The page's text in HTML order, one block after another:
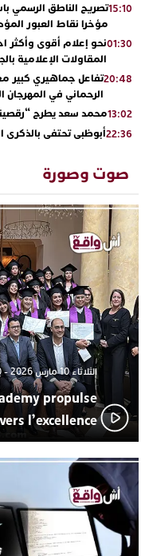
15:10تصريح الناطق الرسمي
مؤخرا نقاط العبور
01:30نحو إعلام أقوى وأكثر
المقاولات الإعلامية
20:48تفاعل جماهيري كبير
الرحماني في
13:02محمد سعد يطرح
22:36أبوظبي تحتفي بالذكرى
13:30دنيا بوطازوت تواصل
“كوفرة فالغيس”
19:11يقظة أمنية تنهي كابوس
رهينتين من قبضة ذي
17:27اتحاد المقاولات
الإعلامي سعيد بلفقير
صوت وصورة
الثلاثاء 10 مارس 2026 - 10:40
propulse
l’excellence